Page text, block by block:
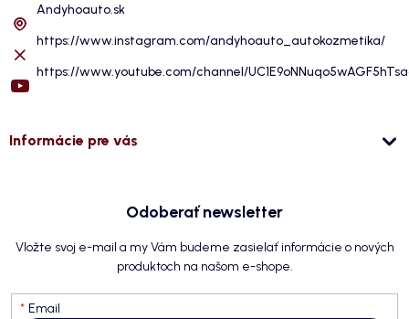
Andyhoauto.sk
https://www.instagram.com/andyhoauto_autokozmetika/
https://www.youtube.com/channel/
Informácie pre vás
Odoberať newsletter
Vložte svoj e-mail a my Vám budeme zasielať informácie o nových
produktoch na našom e-shope.
Email